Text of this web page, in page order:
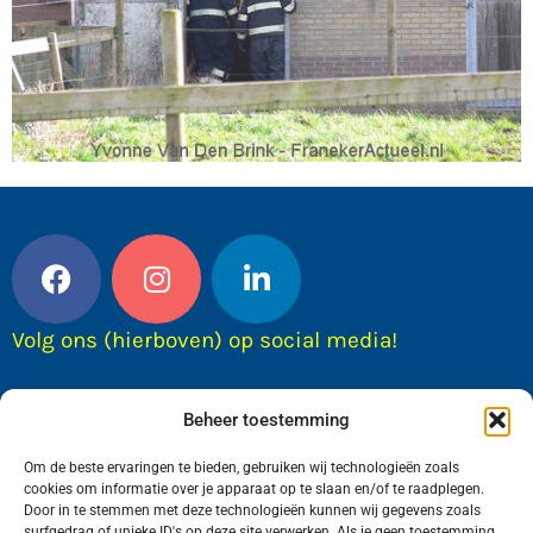
Beheer toestemming
Om de beste ervaringen te bieden, gebruiken wij technologieën zoals
cookies om informatie over je apparaat op te slaan en/of te raadplegen.
Door in te stemmen met deze technologieën kunnen wij gegevens zoals
Volg ons (hierboven) op social media!